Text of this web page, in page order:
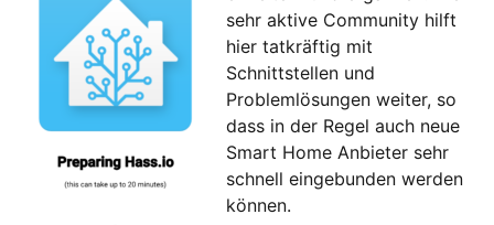
sehr aktive Community hilft
hier tatkräftig mit
Schnittstellen und
Problemlösungen weiter, so
dass in der Regel auch neue
Smart Home Anbieter sehr
schnell eingebunden werden
können.